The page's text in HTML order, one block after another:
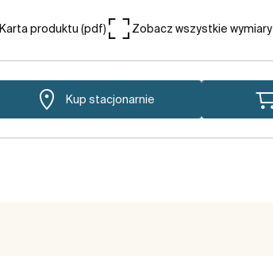
Karta produktu (pdf) Zobacz wszystkie wymiary
Kup stacjonarnie